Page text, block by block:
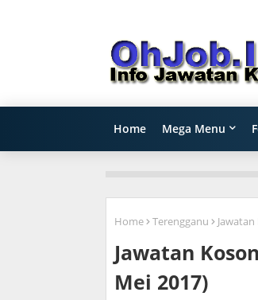
Home Mega Menu
Home Terengganu
Jawatan
Mei 2017)